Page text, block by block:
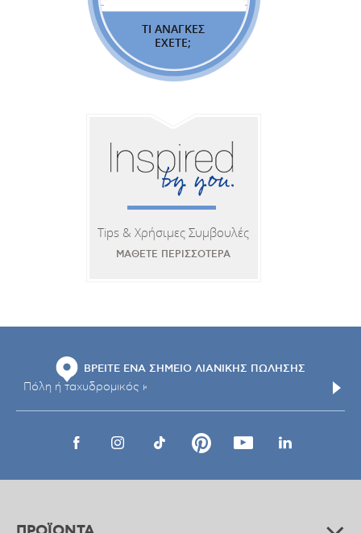
ΤΙ ΑΝΑΓΚΕΣ
ΕΧΕΤΕ;
Tips & Χρήσιμες Συμβουλές
ΜΑΘΕΤΕ ΠΕΡΙΣΣΟΤΕΡΑ
ΒΡΕΙΤΕ ΕΝΑ ΣΗΜΕΙΟ ΛΙΑΝΙΚΗΣ ΠΩΛΗΣΗΣ